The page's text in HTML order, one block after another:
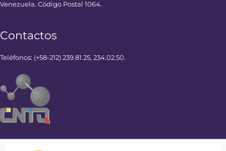
Venezuela. Código Postal 1064.
Contactos
Teléfonos: (+58-212) 239.81.25, 234.02.50.